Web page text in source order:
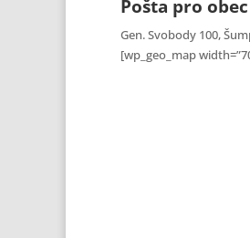
Pošta pro
Gen. Svobody 100,
[wp_geo_map